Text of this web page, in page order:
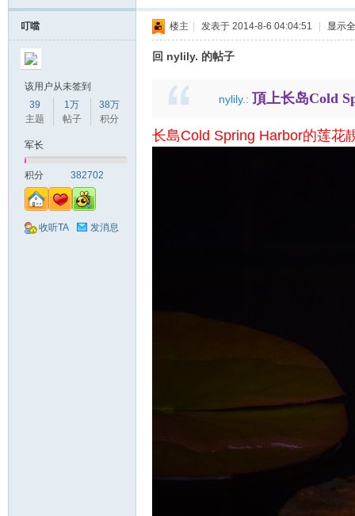
叮噹
该用户从未签到
39
主题
1万
帖子
38万
积分
军长
积分 382702
收听TA 发消息
楼主 发表于 2014-8-6 04:04:51 显示
回 nylily. 的帖子
nylily. : 頂上长岛Cold
长島Cold Spring Harbor的莲花